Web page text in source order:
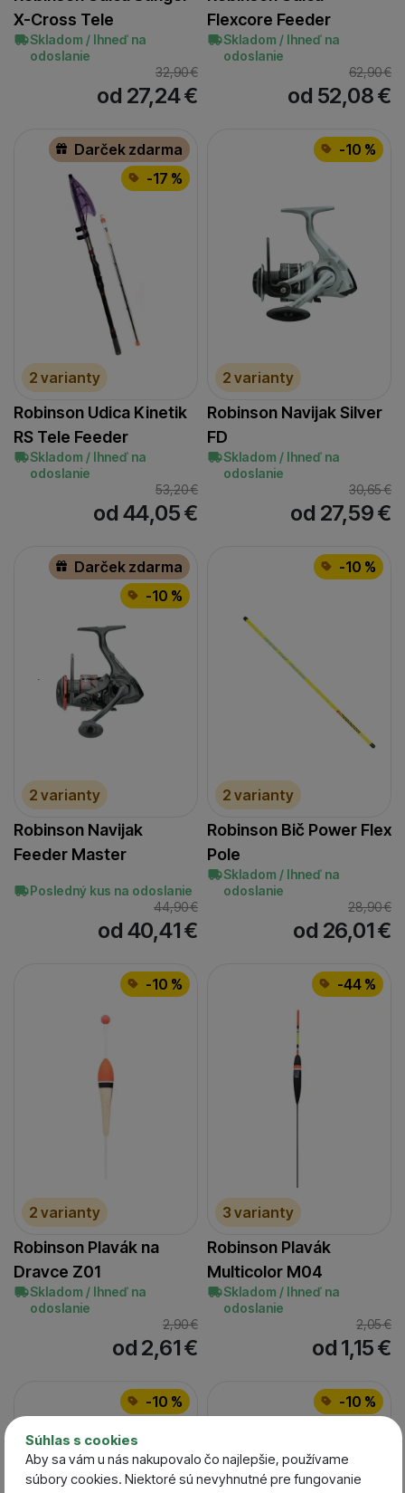
Súhlas s cookies
Aby sa vám u nás nakupovalo čo najlepšie, používame
súbory cookies. Niektoré sú nevyhnutné pre fungovanie
X-Cross Tele
Skladom / Ihneď na
odoslanie
32,90€
od 27,24€
Flexcore Feeder
Skladom / Ihneď na
odoslanie
62,90€
od 52,08€
Darček zdarma
-17 %
2 varianty
Robinson Udica Kinetik
RS Tele Feeder
Skladom / Ihneď na
odoslanie
53,20€
od 44,05€
-10 %
2 varianty
Robinson Navijak Silver
FD
Skladom / Ihneď na
odoslanie
30,65€
od 27,59€
Darček zdarma
-10 %
2 varianty
Robinson Navijak
Feeder Master
Posledný kus na odoslanie
44,90€
od 40,41€
-10 %
2 varianty
Robinson Bič Power Flex
Pole
Skladom / Ihneď na
odoslanie
28,90€
od 26,01€
-10 %
2 varianty
Robinson Plavák na
Dravce Z01
Skladom / Ihneď na
odoslanie
2,90€
od 2,61€
-44 %
3 varianty
Robinson Plavák
Multicolor M04
Skladom / Ihneď na
odoslanie
2,05€
od 1,15€
-10 % -10 %